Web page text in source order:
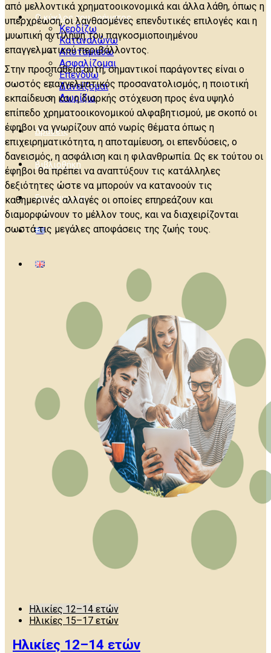
Ο κύκλος του χρήματος
Κερδίζω
Καταναλώνω
Αποταμιεύω
Ασφαλίζομαι
Επενδύω
Δανείζομαι
Δωρίζω
Δράσεις
Βιβλιοθήκη
Επικοινωνία
από μελλοντικά χρηματοοικονομικά και άλλα λάθη, όπως η
υπερχρέωση, οι λανθασμένες επενδυτικές επιλογές και η
μυωπική αντίληψη του παγκοσμιοποιημένου
επαγγελματικού περιβάλλοντος.
Στην προσπάθεια αυτή, σημαντικοί παράγοντες είναι ο
σωστός επαγγελματικός προσανατολισμός, η ποιοτική
εκπαίδευση και η διαρκής στόχευση προς ένα υψηλό
επίπεδο χρηματοοικονομικού αλφαβητισμού, με σκοπό οι
έφηβοι να γνωρίζουν από νωρίς θέματα όπως η
επιχειρηματικότητα, η αποταμίευση, οι επενδύσεις, ο
δανεισμός, η ασφάλιση και η φιλανθρωπία. Ως εκ τούτου οι
έφηβοι θα πρέπει να αναπτύξουν τις κατάλληλες
δεξιότητες ώστε να μπορούν να κατανοούν τις
καθημερινές αλλαγές οι οποίες επηρεάζουν και
διαμορφώνουν το μέλλον τους, και να διαχειρίζονται
σωστά τις μεγάλες αποφάσεις της ζωής τους.
Ηλικίες 12–14 ετών
Ηλικίες 15–17 ετών
Ηλικίες 12–14 ετών